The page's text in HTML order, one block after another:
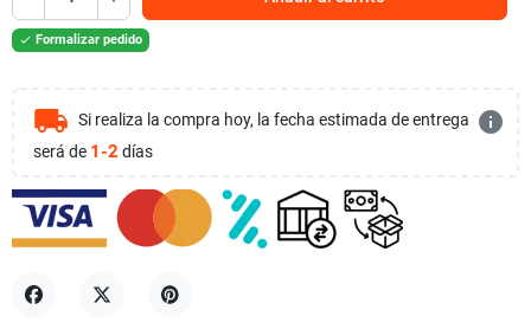
 Formalizar pedido
local_shipping Si realiza la compra hoy, la fecha estimada de entrega
será de 1-2 días
info